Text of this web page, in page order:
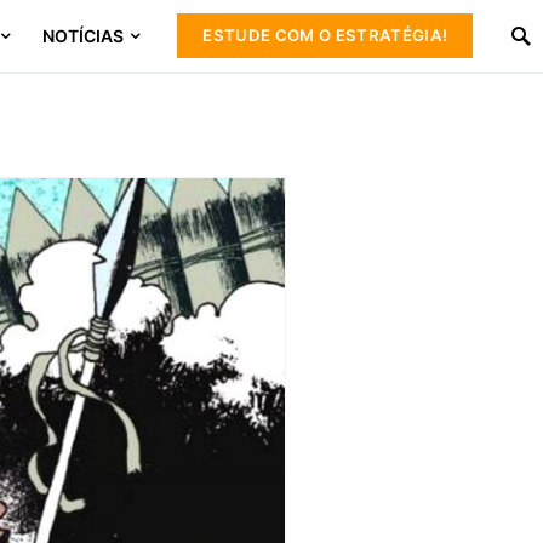
NOTÍCIAS ESTUDE COM O ESTRATÉGIA!